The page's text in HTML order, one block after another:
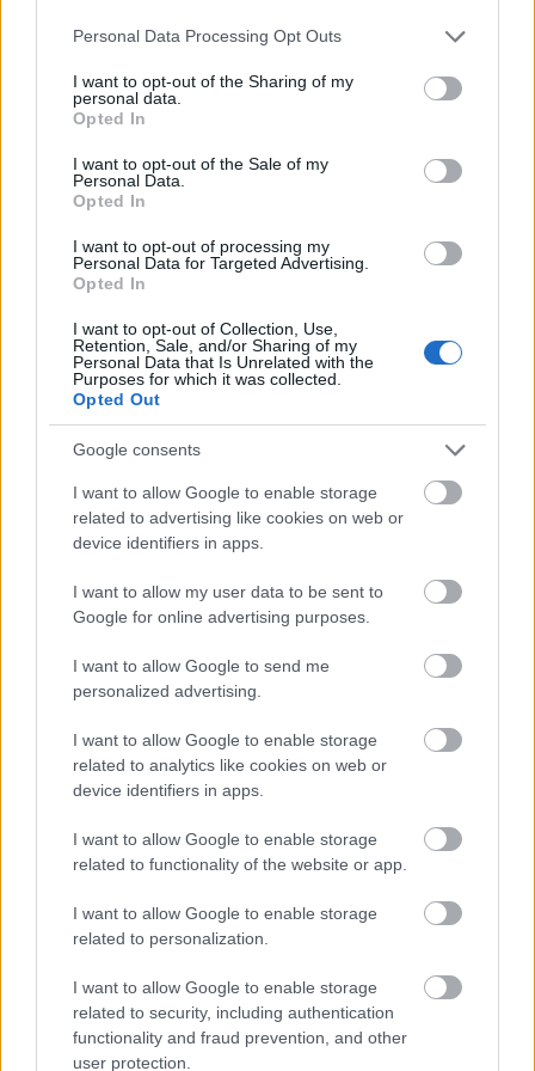
Please note that this website/app uses one or more Google
not limited to your visit or usage behaviour. You may click to
grant or deny consent to Google and its third-party tags to
use your data for below specified purposes in below Google
consent section.
Personal Data Processing Opt Outs
I want to opt-out of the Sharing of my
personal data.
Opted In
I want to opt-out of the Sale of my
Personal Data.
Opted In
I want to opt-out of processing my
Personal Data for Targeted Advertising.
Opted In
I want to opt-out of Collection, Use,
Retention, Sale, and/or Sharing of my
Personal Data that Is Unrelated with the
Purposes for which it was collected.
Opted Out
Google consents
I want to allow Google to enable storage
related to advertising like cookies on web or
device identifiers in apps.
I want to allow my user data to be sent to
Google for online advertising purposes.
I want to allow Google to send me
personalized advertising.
I want to allow Google to enable storage
related to analytics like cookies on web or
device identifiers in apps.
I want to allow Google to enable storage
related to functionality of the website or app.
I want to allow Google to enable storage
related to personalization.
I want to allow Google to enable storage
related to security, including authentication
functionality and fraud prevention, and other
user protection.
algunos de los perdedores de los partidos de viernes y sábado de la
Leer más »
El 11 ideal de la jornada 9 (21/22): MVP para Memphis
El 11 ideal de la jornada 9 sumó un total de 120 puntos. Memphis Depay
sumó 14 puntos en la victoria del Barcelona ante el Valencia y fue el
jugador más valorado de un equipo que cuenta con triple representación
blaugrana y perica.